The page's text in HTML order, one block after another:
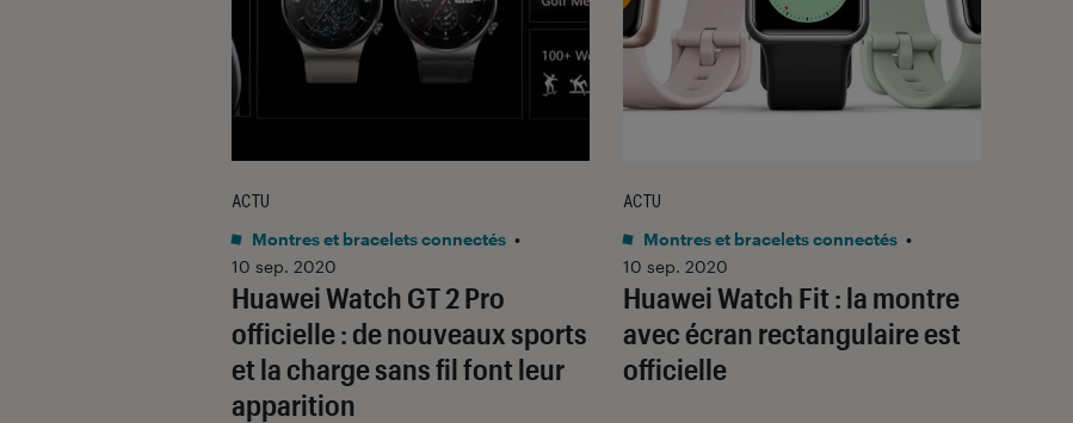
Huawei Watch GT 2 Pro
officielle : de nouveaux sports
et la charge sans fil font leur
apparition
ACTU
Montres et bracelets connectés •
10 sep. 2020
Huawei Watch Fit : la montre
avec écran rectangulaire est
officielle
ACTU
Montres et bracelets connectés •
10 sep. 2020